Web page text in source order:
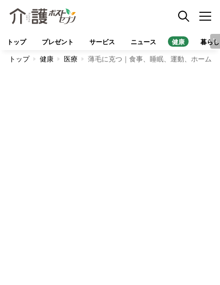
トップ プレゼント サービス ニュース 健康 暮らし
トップ 健康 医療 薄毛に克つ｜食事、睡眠、運動、ホーム